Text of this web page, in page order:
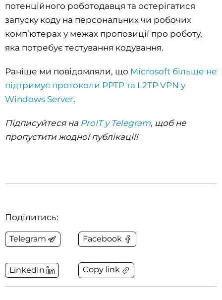
потенційного роботодавця та остерігатися
запуску коду на персональних чи робочих
комп’ютерах у межах пропозиції про роботу,
яка потребує тестування кодування.
Раніше ми повідомляли, що Microsoft більше не
підтримує протоколи PPTP та L2TP VPN у
Windows Server.
Підписуйтеся на ProIT у Telegram, щоб не
пропустити жодної публікації!
Поділитись:
Telegram Facebook
LinkedIn Copy link